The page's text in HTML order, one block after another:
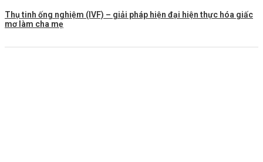
Thụ tinh ống nghiệm (IVF) – giải pháp hiện đại hiện thực hóa giấc
mơ làm cha mẹ